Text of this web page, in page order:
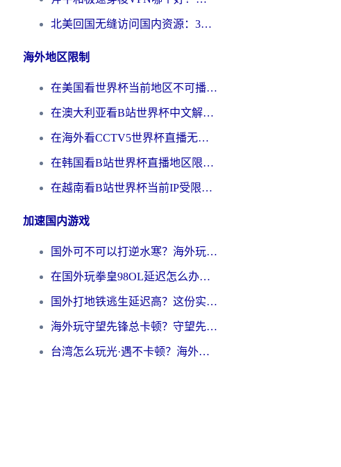
北美回国无缝访问国内资源：3年海外党亲测的加速器选择指南
海外地区限制
在美国看世界杯当前地区不可播放？海外党体育观赛终极指南来了！
在澳大利亚看B站世界杯中文解说仅限中国大陆？这篇指南帮你打破限制看遍赛事
在海外看CCTV5世界杯直播无法播放？这篇指南让你和国内球迷同步呐喊
在韩国看B站世界杯直播地区限制？这篇指南让你告别“当前地区不可播放”
在越南看B站世界杯当前IP受限制？海外党体育观赛终极指南来了
加速国内游戏
国外可不可以打逆水寒？海外玩家国服畅玩终极指南（附漫威荒野乱斗加速方案）
在国外玩拳皇98OL延迟怎么办？海外党亲测有效的低延迟指南
国外打地铁逃生延迟高？这份实测有效的低延迟指南帮你吃鸡
海外玩守望先锋总卡顿？守望先锋游戏加速器在哪里买&避坑指南（附欧洲非洲游戏实测）
台湾怎么玩光·遇不卡顿？海外党国服游戏加速终极攻略（附实测体验）